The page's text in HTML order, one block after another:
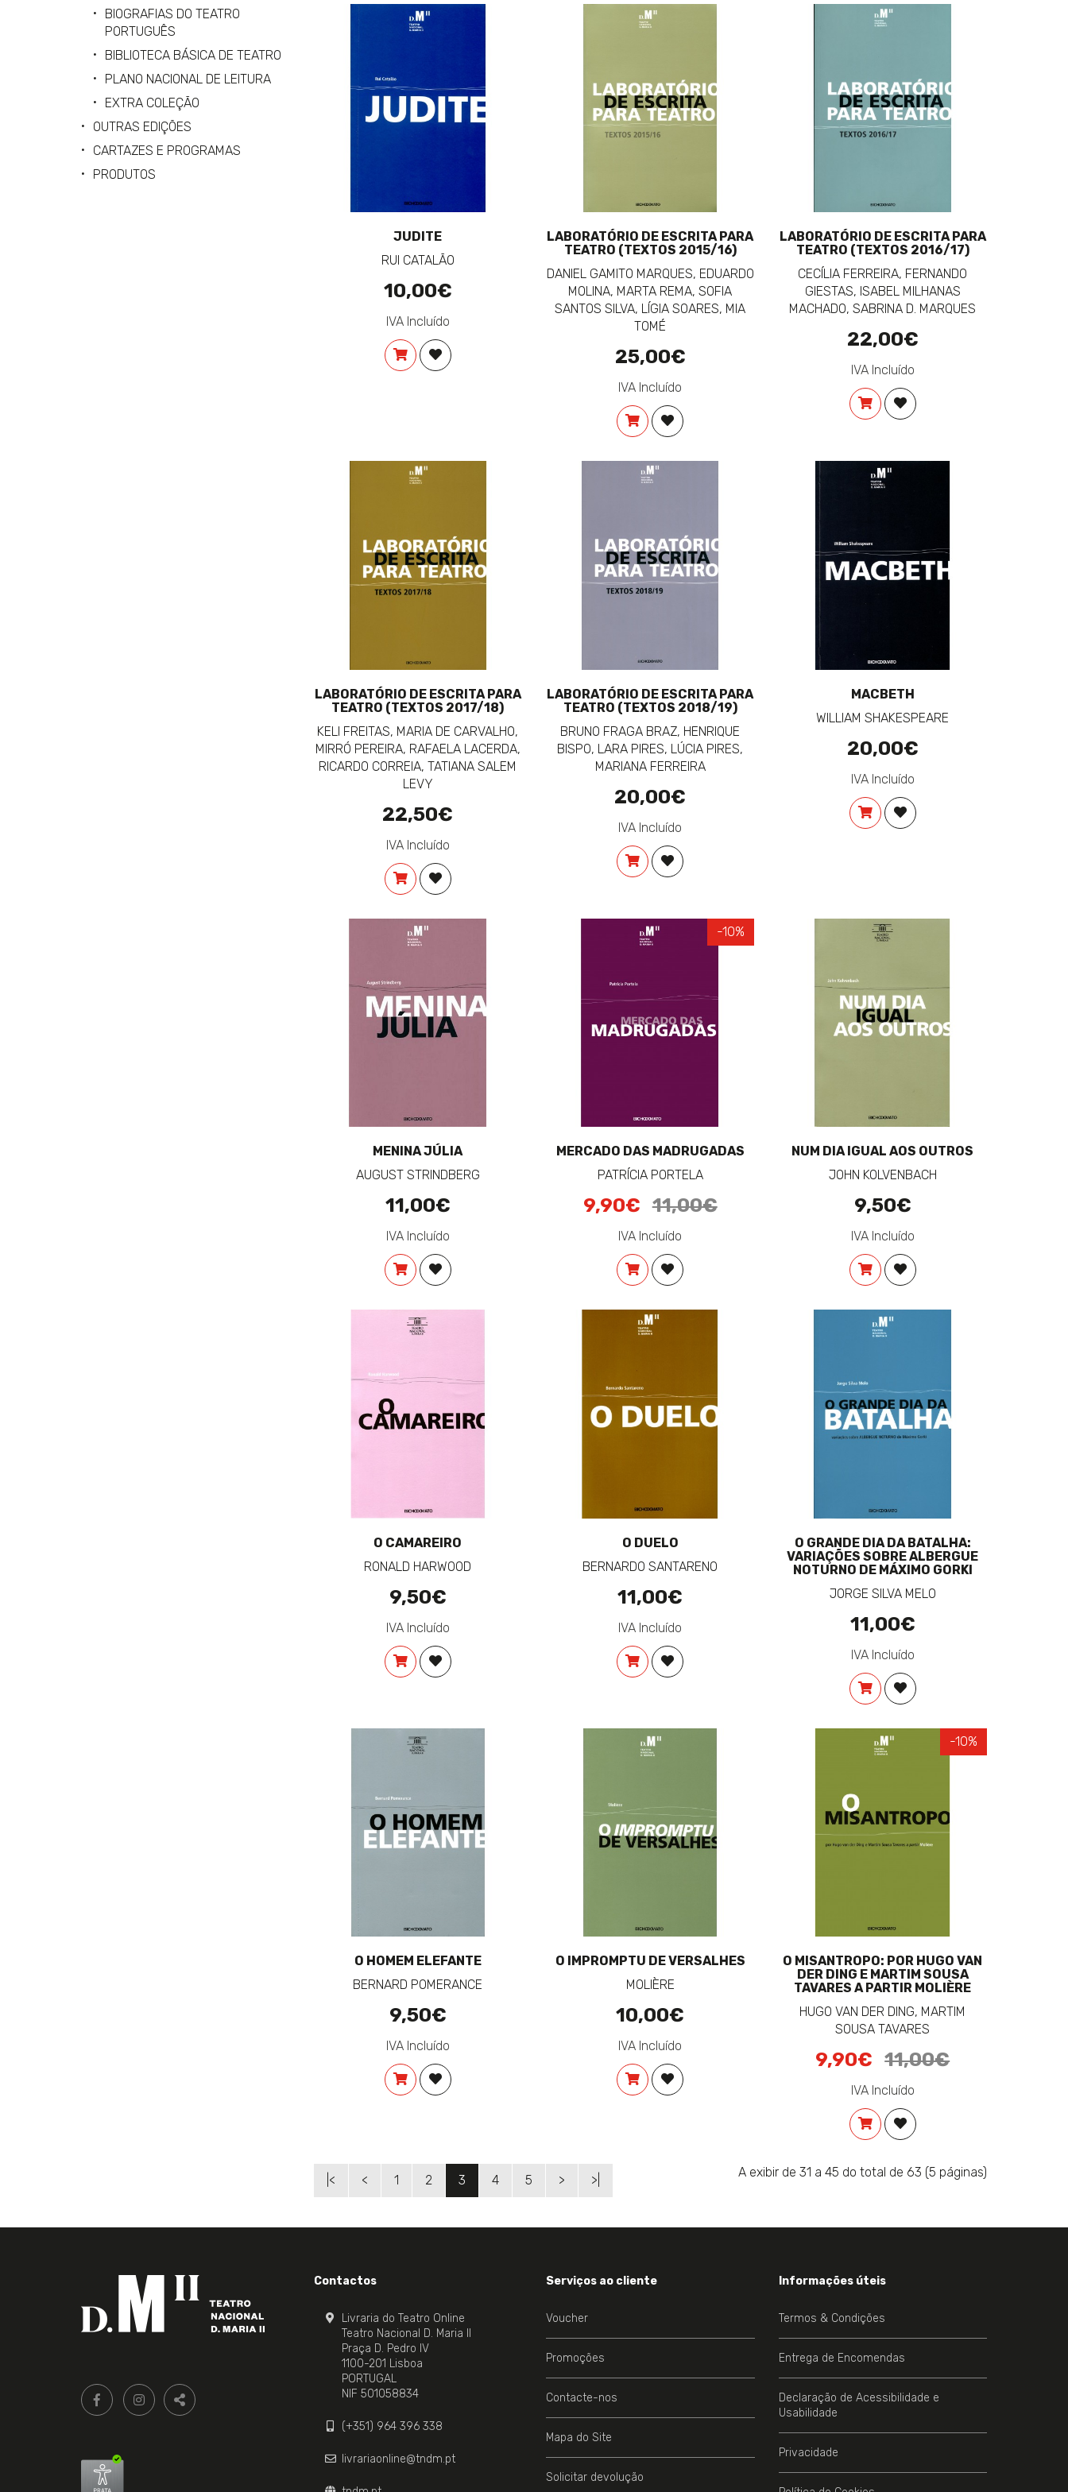
JUDITE
RUI CATALÃO
10,00€
IVA Incluído
COMPRARADICIONAR À LISTA DE DESEJOS
LABORATÓRIO DE ESCRITA PARA
TEATRO (TEXTOS 2015/16)
DANIEL GAMITO MARQUES, EDUARDO
MOLINA, MARTA REMA, SOFIA
SANTOS SILVA, LÍGIA SOARES, MIA
TOMÉ
25,00€
IVA Incluído
COMPRARADICIONAR À LISTA DE DESEJOS
LABORATÓRIO DE ESCRITA PARA
TEATRO (TEXTOS 2016/17)
CECÍLIA FERREIRA, FERNANDO
GIESTAS, ISABEL MILHANAS
MACHADO, SABRINA D. MARQUES
22,00€
IVA Incluído
COMPRARADICIONAR À LISTA DE
LABORATÓRIO DE ESCRITA PARA
TEATRO (TEXTOS 2017/18)
KELI FREITAS, MARIA DE CARVALHO,
MIRRÓ PEREIRA, RAFAELA LACERDA,
RICARDO CORREIA, TATIANA SALEM
LEVY
22,50€
IVA Incluído
COMPRARADICIONAR À LISTA DE DESEJOS
LABORATÓRIO DE ESCRITA PARA
TEATRO (TEXTOS 2018/19)
BRUNO FRAGA BRAZ, HENRIQUE
BISPO, LARA PIRES, LÚCIA PIRES,
MARIANA FERREIRA
20,00€
IVA Incluído
COMPRARADICIONAR À LISTA DE DESEJOS
MACBETH
WILLIAM SHAKESPEARE
20,00€
IVA Incluído
COMPRARADICIONAR À LISTA DE
MENINA JÚLIA
AUGUST STRINDBERG
11,00€
IVA Incluído
COMPRARADICIONAR À LISTA DE DESEJOS
-10%
MERCADO DAS MADRUGADAS
PATRÍCIA PORTELA
Preço
promocional:
9,90€ Preço
original:
11,00€
IVA Incluído
COMPRARADICIONAR À LISTA DE DESEJOS
NUM DIA IGUAL AOS OUTROS
JOHN KOLVENBACH
9,50€
IVA Incluído
COMPRARADICIONAR À LISTA DE
O CAMAREIRO
RONALD HARWOOD
9,50€
IVA Incluído
COMPRARADICIONAR À LISTA DE DESEJOS
O DUELO
BERNARDO SANTARENO
11,00€
IVA Incluído
COMPRARADICIONAR À LISTA DE DESEJOS
O GRANDE DIA DA BATALHA:
VARIAÇÕES SOBRE ALBERGUE
NOTURNO DE MÁXIMO GORKI
JORGE SILVA MELO
11,00€
IVA Incluído
COMPRARADICIONAR À LISTA DE
O HOMEM ELEFANTE
BERNARD POMERANCE
9,50€
IVA Incluído
COMPRARADICIONAR À LISTA DE DESEJOS
O IMPROMPTU DE VERSALHES
MOLIÈRE
10,00€
IVA Incluído
COMPRARADICIONAR À LISTA DE DESEJOS
-10%
O MISANTROPO: POR HUGO VAN
DER DING E MARTIM SOUSA
TAVARES A PARTIR MOLIÈRE
HUGO VAN DER DING, MARTIM
SOUSA TAVARES
Preço
promocional:
9,90€ Preço
original:
11,00€
IVA Incluído
COMPRARADICIONAR À LISTA DE
|< < 1 2 3 4 5 > >|
A exibir de 31 a 45 do total de 63 (5 páginas)
BIOGRAFIAS DO TEATRO
PORTUGUÊS
BIBLIOTECA BÁSICA DE TEATRO
PLANO NACIONAL DE LEITURA
EXTRA COLEÇÃO
OUTRAS EDIÇÕES
CARTAZES E PROGRAMAS
PRODUTOS
Siga-
nos:
FACEBOOK LIVRARIA DO TEATRO ONLINE.
INSTAGRAM LIVRARIA DO TEATRO ONLINE.
PARTILHAR
Contactos
Livraria do Teatro Online
Teatro Nacional D. Maria II
Praça D. Pedro IV
1100-201 Lisboa
PORTUGAL
NIF 501058834
(+351) 964 396 338
livrariaonline@tndm.pt
Serviços ao cliente
Voucher
Promoções
Contacte-nos
Mapa do Site
Solicitar devolução
Informações úteis
Termos & Condições
Entrega de Encomendas
Declaração de Acessibilidade e
Usabilidade
Privacidade